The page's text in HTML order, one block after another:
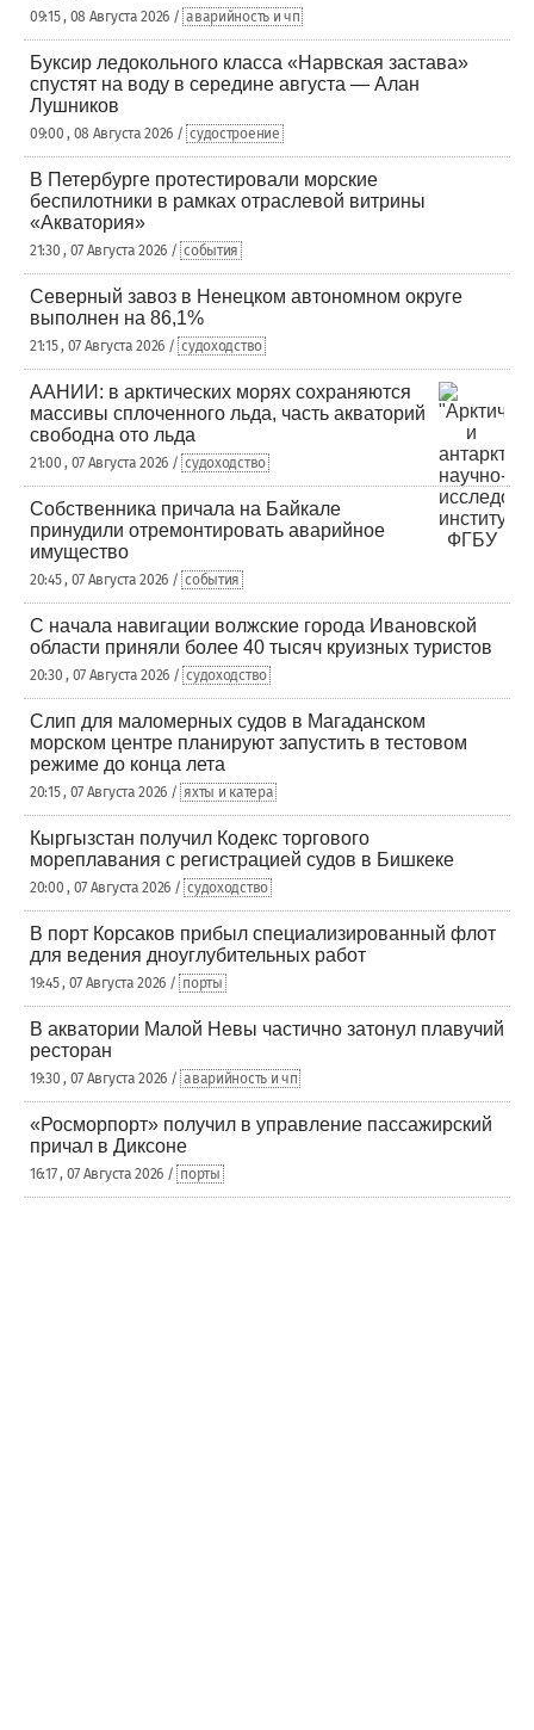
09:15 , 08 Августа 2026 / аварийность и чп
Буксир ледокольного класса «Нарвская застава»
спустят на воду в середине августа — Алан
Лушников
09:00 , 08 Августа 2026 / судостроение
В Петербурге протестировали морские
беспилотники в рамках отраслевой витрины
«Акватория»
21:30 , 07 Августа 2026 / события
Северный завоз в Ненецком автономном округе
выполнен на 86,1%
21:15 , 07 Августа 2026 / судоходство
ААНИИ: в арктических морях сохраняются
массивы сплоченного льда, часть акваторий
свободна ото льда
21:00 , 07 Августа 2026 / судоходство
Собственника причала на Байкале
принудили отремонтировать аварийное
имущество
20:45 , 07 Августа 2026 / события
С начала навигации волжские города Ивановской
области приняли более 40 тысяч круизных туристов
20:30 , 07 Августа 2026 / судоходство
Слип для маломерных судов в Магаданском
морском центре планируют запустить в тестовом
режиме до конца лета
20:15 , 07 Августа 2026 / яхты и катера
Кыргызстан получил Кодекс торгового
мореплавания с регистрацией судов в Бишкеке
20:00 , 07 Августа 2026 / судоходство
В порт Корсаков прибыл специализированный флот
для ведения дноуглубительных работ
19:45 , 07 Августа 2026 / порты
В акватории Малой Невы частично затонул плавучий
ресторан
19:30 , 07 Августа 2026 / аварийность и чп
«Росморпорт» получил в управление пассажирский
причал в Диксоне
16:17 , 07 Августа 2026 / порты